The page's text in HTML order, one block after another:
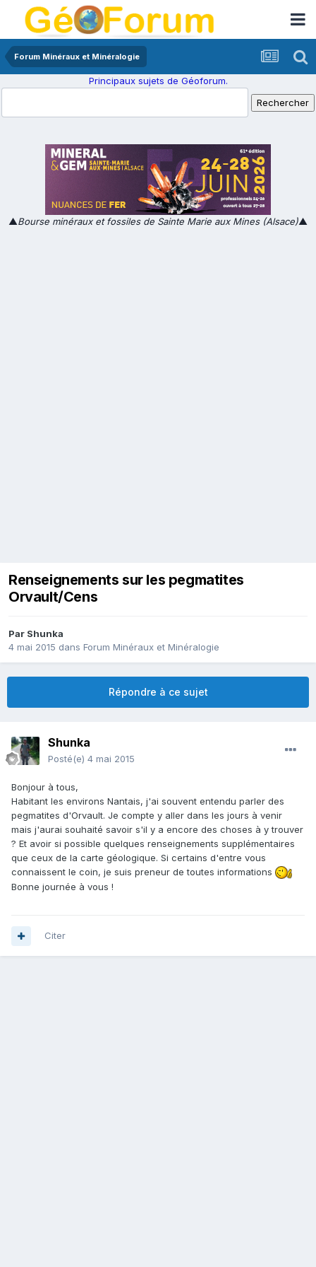
Forum Minéraux et Minéralogie
Principaux sujets de Géoforum.
▲Bourse minéraux et fossiles de Sainte Marie aux Mines (Alsace)▲
Renseignements sur les pegmatites
Orvault/Cens
Par Shunka
4 mai 2015 dans Forum Minéraux et Minéralogie
Répondre à ce sujet
Shunka
Posté(e) 4 mai 2015
Bonjour à tous,
Habitant les environs Nantais, j'ai souvent entendu parler des
pegmatites d'Orvault. Je compte y aller dans les jours à venir
mais j'aurai souhaité savoir s'il y a encore des choses à y trouver
? Et avoir si possible quelques renseignements supplémentaires
que ceux de la carte géologique. Si certains d'entre vous
connaissent le coin, je suis preneur de toutes informations
Bonne journée à vous !
Citer